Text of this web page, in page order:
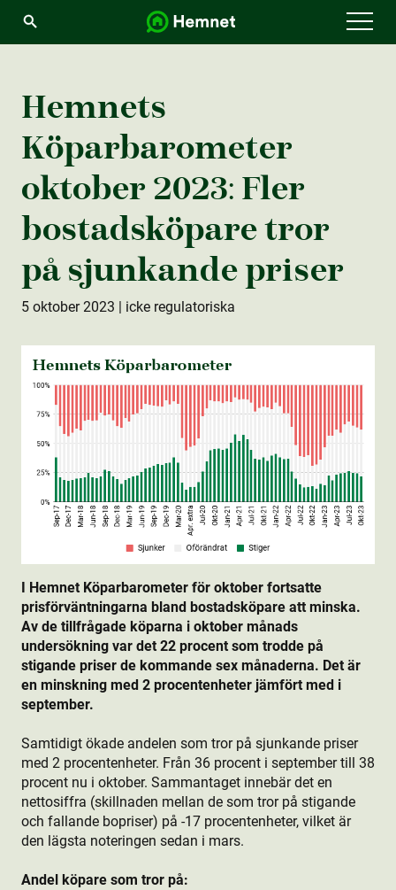
Hemnets
Köparbarometer
oktober 2023: Fler
bostads­köpare tror
på sjunkande priser
5 oktober 2023 | icke regulatoriska
I Hemnet Köparbarometer för oktober fortsatte
prisförväntningarna bland bostads­köpare att minska.
Av de tillfrågade köparna i oktober månads
undersökning var det 22 procent som trodde på
stigande priser de kommande sex månaderna. Det är
en minskning med 2 procentenheter jämfört med i
september.
Samtidigt ökade andelen som tror på sjunkande priser
med 2 procentenheter. Från 36 procent i september till 38
procent nu i oktober. Sammantaget innebär det en
nettosiffra (skillnaden mellan de som tror på stigande
och fallande bopriser) på -17 procentenheter, vilket är
den lägsta noteringen sedan i mars.
Andel köpare som tror på: